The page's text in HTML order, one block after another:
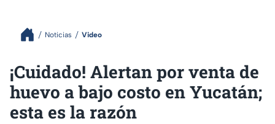
Noticias Video
¡Cuidado! Alertan por venta de
huevo a bajo costo en Yucatán;
esta es la razón